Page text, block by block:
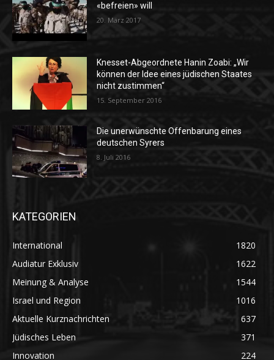
«befreien» will
20. März 2017
Knesset-Abgeordnete Hanin Zoabi: „Wir
können der Idee eines jüdischen Staates
nicht zustimmen“
15. September 2016
Die unerwünschte Offenbarung eines
deutschen Syrers
8. Juli 2016
KATEGORIEN
International
1820
Audiatur Exklusiv
1622
Meinung & Analyse
1544
Israel und Region
1016
Aktuelle Kurznachrichten
637
Jüdisches Leben
371
Innovation
224